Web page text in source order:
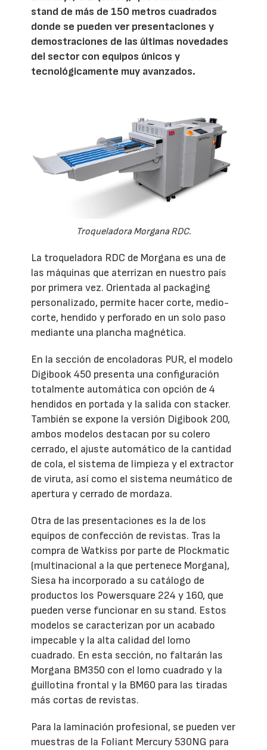
stand de más de 150 metros cuadrados
donde se pueden ver presentaciones y
demostraciones de las últimas novedades
del sector con equipos únicos y
tecnológicamente muy avanzados.
Troqueladora Morgana RDC.
La troqueladora RDC de Morgana es una de
las máquinas que aterrizan en nuestro país
por primera vez. Orientada al packaging
personalizado, permite hacer corte, medio-
corte, hendido y perforado en un solo paso
mediante una plancha magnética.
En la sección de encoladoras PUR, el modelo
Digibook 450 presenta una configuración
totalmente automática con opción de 4
hendidos en portada y la salida con stacker.
También se expone la versión Digibook 200,
ambos modelos destacan por su colero
cerrado, el ajuste automático de la cantidad
de cola, el sistema de limpieza y el extractor
de viruta, así como el sistema neumático de
apertura y cerrado de mordaza.
Otra de las presentaciones es la de los
equipos de confección de revistas. Tras la
compra de Watkiss por parte de Plockmatic
(multinacional a la que pertenece Morgana),
Siesa ha incorporado a su catálogo de
productos los Powersquare 224 y 160, que
pueden verse funcionar en su stand. Estos
modelos se caracterizan por un acabado
impecable y la alta calidad del lomo
cuadrado. En esta sección, no faltarán las
Morgana BM350 con el lomo cuadrado y la
guillotina frontal y la BM60 para las tiradas
más cortas de revistas.
Para la laminación profesional, se pueden ver
muestras de la Foliant Mercury 530NG para